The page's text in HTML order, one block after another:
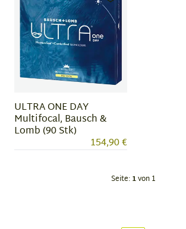
ULTRA ONE DAY
Multifocal, Bausch &
Lomb (90 Stk)
154,90 €
Seite:1von 1